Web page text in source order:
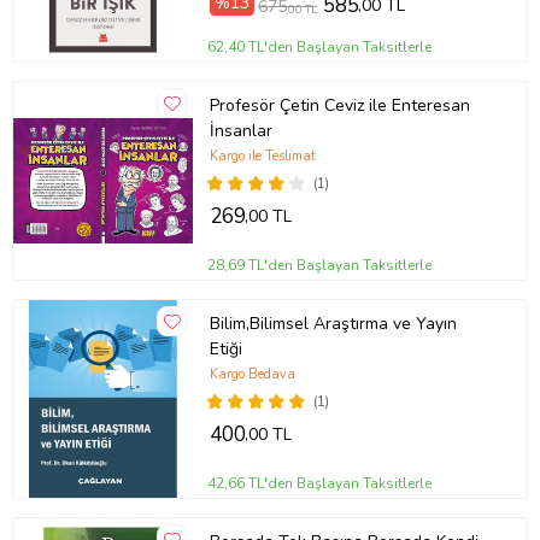
Tanıtım Metni
1. Baskı
Baskı Tarihi
Eylül 2024
Çevirmen
Ahmet Şerif İzgören
Cilt Tipi
Ciltsiz
Kağıt Cinsi
2. Hamur
Sayfa Sayısı 328
Yayın Dili
Türkçe
Ahmet Şerif İzgören
Ürün Kodu:kcm11091145
675,00 TL ,00 TL
62,40 TL'den Başlayan Taksitlerle
Profesör Çetin Ceviz ile Enteresan
İnsanlar
(1)
Kargo ile Teslimat
269,00 TL
28,69 TL'den Başlayan Taksitlerle
Bilim,Bilimsel Araştırma ve Yayın
Etiği
(1)
Kargo Bedava
400,00 TL
42,66 TL'den Başlayan Taksitlerle